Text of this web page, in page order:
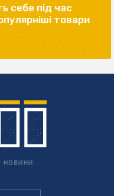
себе під час
товари
НОВИНИ